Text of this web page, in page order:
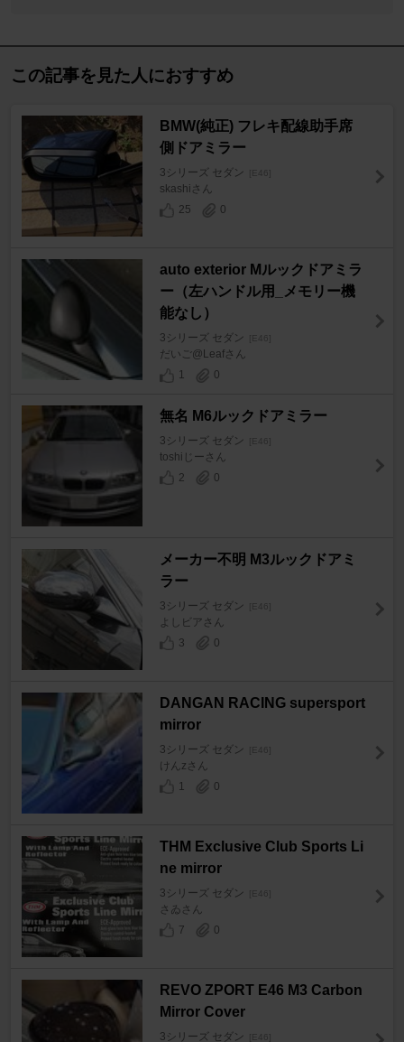
この記事を見た人におすすめ
BMW(純正) フレキ配線助手席
側ドアミラー
3シリーズ セダン [E46]
skashiさん
25
0
auto exterior Mルックドアミラ
ー（左ハンドル用_メモリー機
能なし）
3シリーズ セダン [E46]
だいご@Leafさん
1
0
無名 M6ルックドアミラー
3シリーズ セダン [E46]
toshiじーさん
2
0
メーカー不明 M3ルックドアミ
ラー
3シリーズ セダン [E46]
よしビアさん
3
0
DANGAN RACING supersport
mirror
3シリーズ セダン [E46]
けんzさん
1
0
THM Exclusive Club Sports Li
ne mirror
3シリーズ セダン [E46]
さゐさん
7
0
REVO ZPORT E46 M3 Carbon
Mirror Cover
3シリーズ セダン [E46]